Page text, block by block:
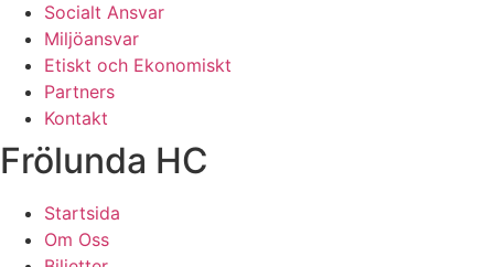
Socialt Ansvar
Miljöansvar
Etiskt och Ekonomiskt
Partners
Kontakt
Frölunda HC
Startsida
Om Oss